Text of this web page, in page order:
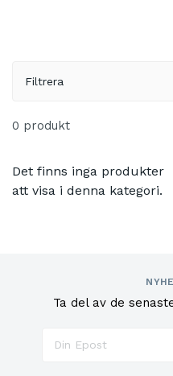
Filtrera
0 produkt
Det finns inga produkter
att visa i denna kategori.
Ta del av de